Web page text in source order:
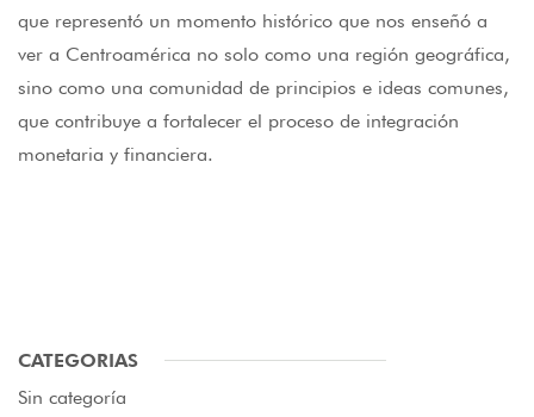
que representó un momento histórico que nos enseñó a
ver a Centroamérica no solo como una región geográfica,
sino como una comunidad de principios e ideas comunes,
que contribuye a fortalecer el proceso de integración
monetaria y financiera.
CATEGORIAS
Sin categoría